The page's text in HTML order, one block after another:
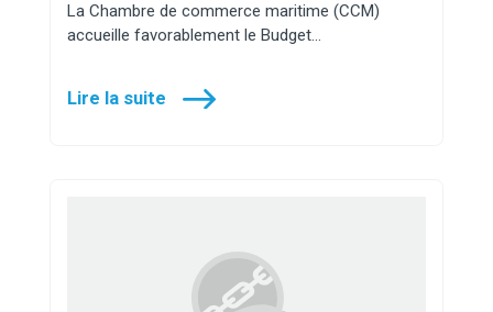
La Chambre de commerce maritime (CCM)
accueille favorablement le Budget…
Lire la suite